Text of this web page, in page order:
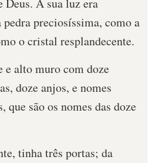
A sua luz era
pedra preciosíssima, como a
o cristal resplandecente.
e alto muro com doze
doze anjos, e nomes
que são os nomes das doze
tinha três portas; da